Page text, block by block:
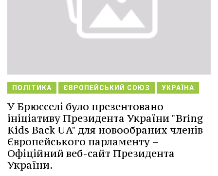
ПОЛІТИКА ЄВРОПЕЙСЬКИЙ СОЮЗ УКРАЇНА
У Брюсселі було презентовано
ініціативу Президента України "Bring
Kids Back UA" для новообраних членів
Європейського парламенту –
Офіційний веб-сайт Президента
України.